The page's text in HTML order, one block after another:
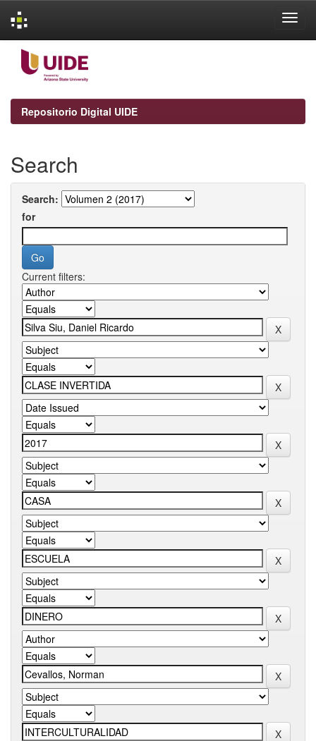
navigation
Repositorio Digital UIDE
Search
Search:
for
Current filters: